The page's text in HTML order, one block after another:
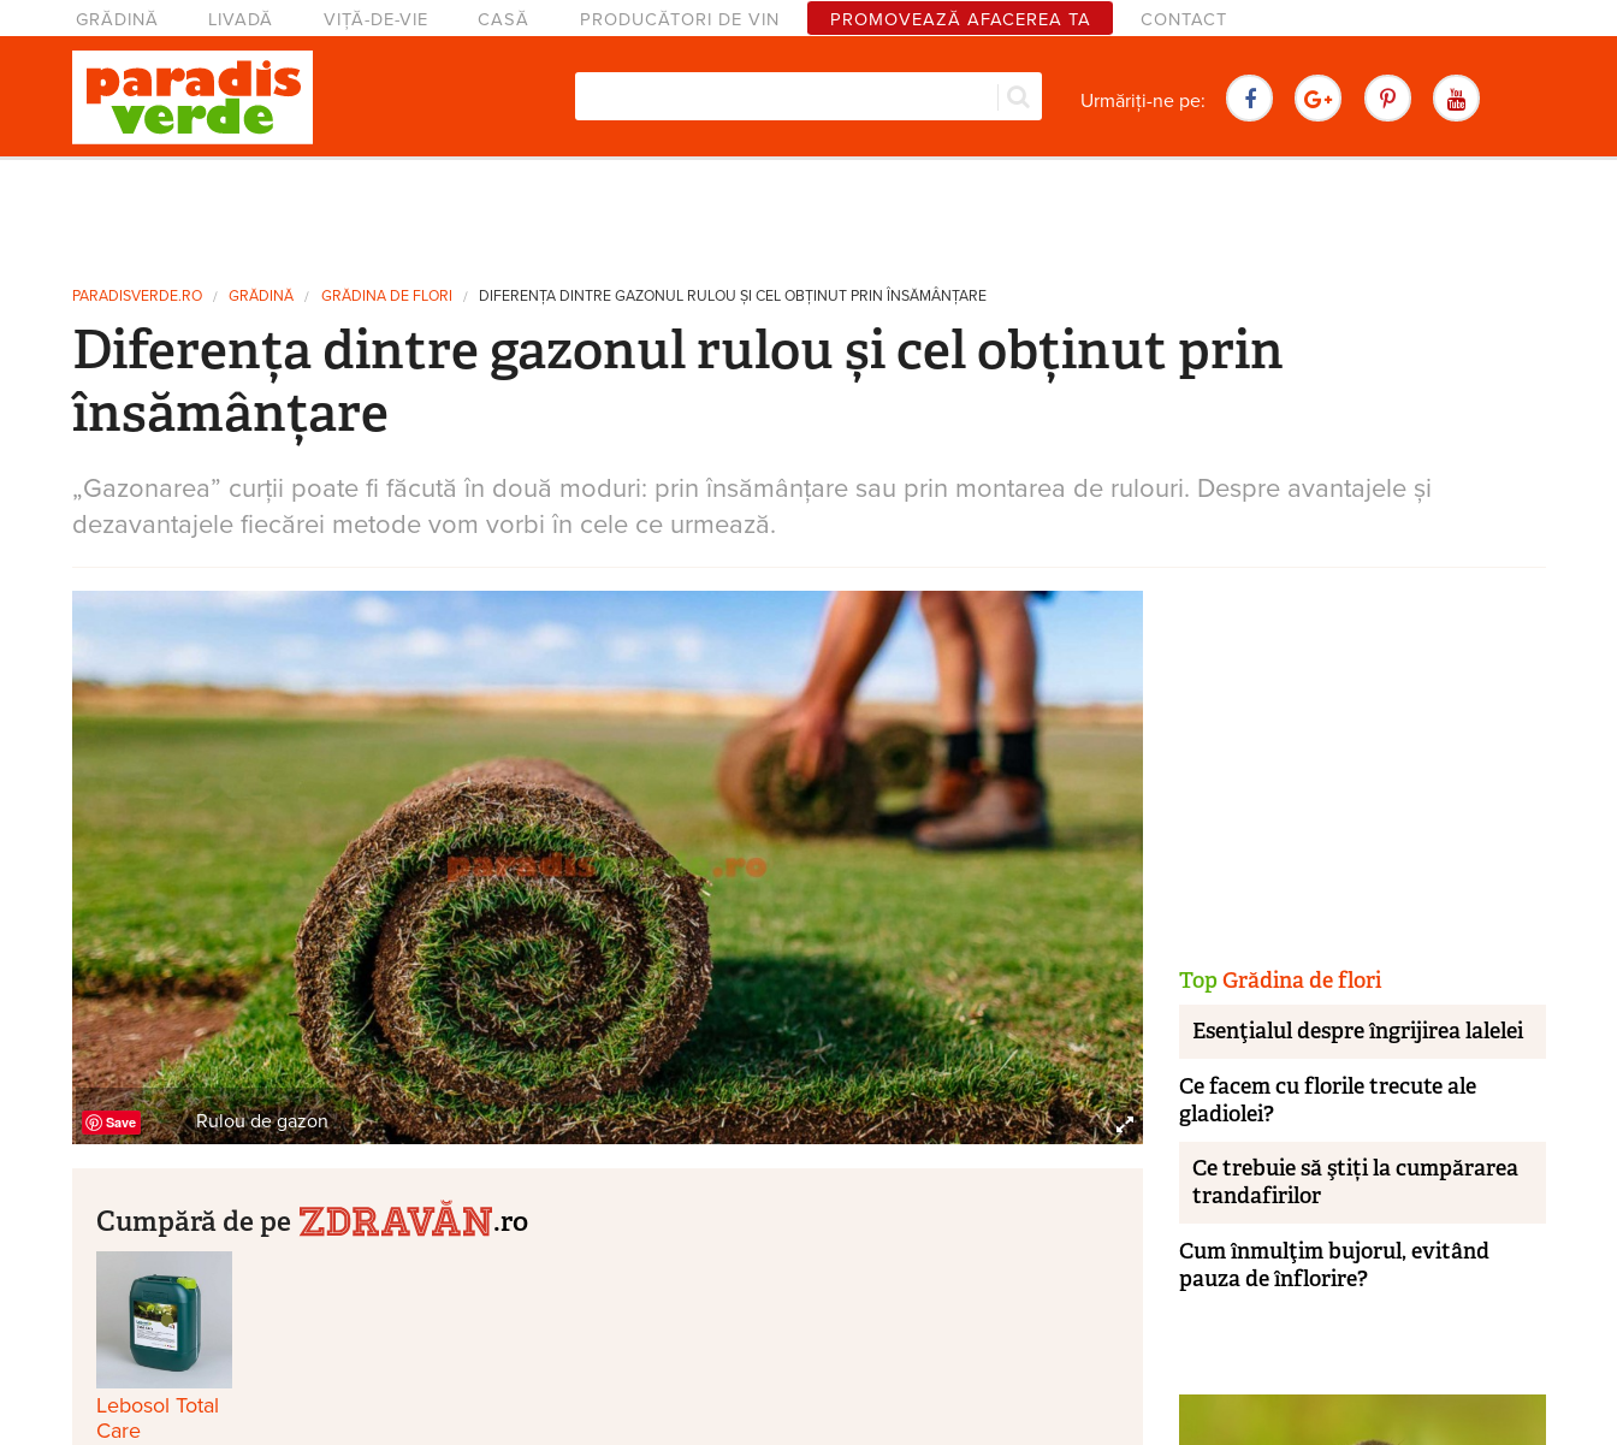
Mergi la conţinutul principal
Meniu principal
GRĂDINĂ LIVADĂ VIȚĂ-DE-VIE CASĂ PRODUCĂTORI DE VIN PROMOVEAZĂ AFACEREA TA CONTACT
Formular de căutare Urmăriți-ne pe:
Eşti aici
PARADISVERDE.RO GRĂDINĂ GRĂDINA DE FLORI DIFERENȚA DINTRE GAZONUL RULOU ȘI CEL OBȚINUT PRIN ÎNSĂMÂNȚARE
Diferența dintre gazonul rulou și cel obținut prin
însămânțare
„Gazonarea” curții poate fi făcută în două moduri: prin însămânțare sau prin montarea de rulouri. Despre avantajele și
dezavantajele fiecărei metode vom vorbi în cele ce urmează.
Save Rulou de gazon
Cumpără de pe .ro
Lebosol Total
Care
TopGrădina de flori
Esenţialul despre îngrijirea lalelei
Ce facem cu florile trecute ale
gladiolei?
Ce trebuie să ştiți la cumpărarea
trandafirilor
Cum înmulţim bujorul, evitând
pauza de înflorire?